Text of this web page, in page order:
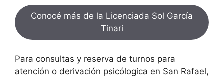
Conocé más de la Licenciada Sol García
Tinari
Para consultas y reserva de turnos para
atención o derivación psicólogica en San Rafael,